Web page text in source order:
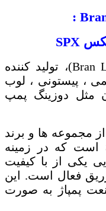
:
SPX
Bran)، تولید کننده
، پیستونی ، لوب
مثل دوزینگ پمپ
مجموعه ها و برند
است که در زمینه
یکی از با کیفیت
فعال است. این
در صنعت پمپاژ به صورت